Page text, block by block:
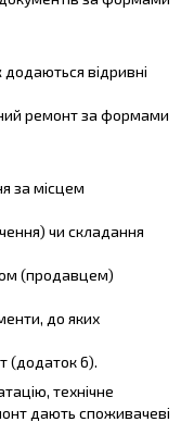
відривні
ремонт за формами
за місцем
чи складання
(продавцем)
до яких
(додаток 6).
технічне
дають споживачеві